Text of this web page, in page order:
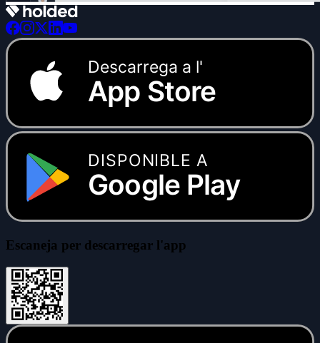
Descarrega a l'
App Store
DISPONIBLE A
Google Play
Escaneja per descarregar l'app